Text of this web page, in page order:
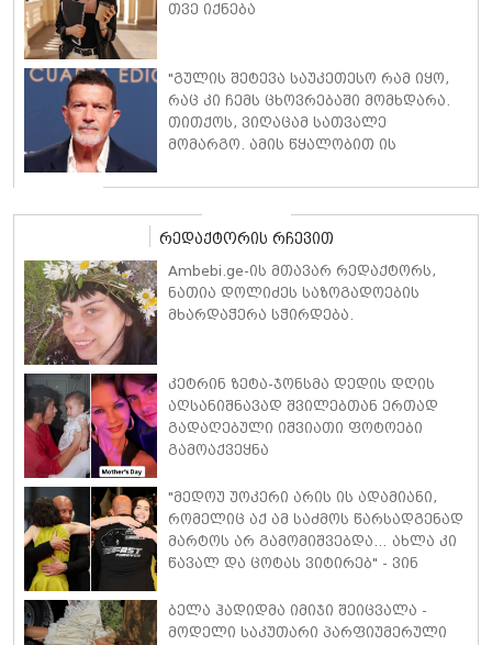
თვე იქნება
"გულის შეტევა საუკეთესო რამ იყო,
რაც კი ჩემს ცხოვრებაში მომხდარა.
თითქოს, ვიღაცამ სათვალე
მომარგო. ამის წყალობით ის
ვერ ვამჩნევდი" - ანტონიო ბანდერასი
რედაქტორის რჩევით
Ambebi.ge-ის მთავარ რედაქტორს,
ნათია დოლიძეს საზოგადოების
მხარდაჭერა სჭირდება.
კეტრინ ზეტა-ჯონსმა დედის დღის
აღსანიშნავად შვილებთან ერთად
გადაღებული იშვიათი ფოტოები
გამოაქვეყნა
"მედოუ უოკერი არის ის ადამიანი,
რომელიც აქ ამ საძმოს წარსადგენად
მარტოს არ გამომიშვებდა… ახლა კი
წავალ და ცოტას ვიტირებ" - ვინ
პოლ უოკერის ქალიშვილს ემოციური
სიტყვებით მიმართავს
ბელა ჰადიდმა იმიჯი შეიცვალა -
მოდელი საკუთარი პარფიუმერული